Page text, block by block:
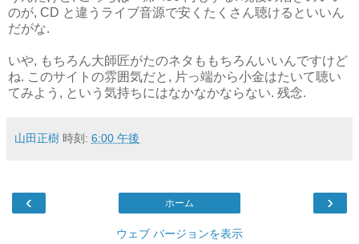
のが, CD と違うライブ音源で安くたくさん聴けるといいん
だがな.
いや, もちろん大師匠がたのネタももちろんいいんですけど
ね. このサイトの雰囲気だと, 片っ端から小金はたいて聴い
てみよう, という気持ちにはなかなかならない. 残念.
山田正樹 時刻: 6:00 午後
‹ ›
ホーム
ウェブ バージョンを表示